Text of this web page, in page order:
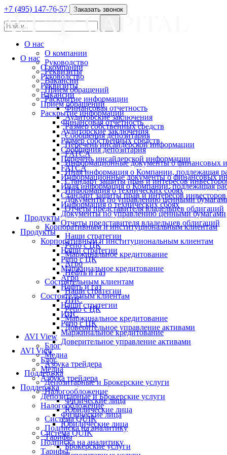
О нас
О компании
Руководство
Реквизиты
Вакансии
Прием обращений
Раскрытие информации
Финансовая отчетность
Аудиторские заключения
Размер собственных средств
Сообщения депозитария
Перечень инсайдерской информации
FATCA
Информационные документы о финансовых
Иная информация о Компании, подлежащая
Стандарт защиты прав и интересов инвесторов
Информация о технических сбоях
Документы по управлению ценными бумагами
Отчеты представителя владельцев облигаций
Продукты
Корпоративным и институциональным клиентам
Наши стратегии
Репо с ЦК
Маржинальное кредитование
Агро
Нефть и газ
Состоятельным клиентам
Наши стратегии
ИИС
Репо с ЦК
Маржинальное кредитование
Доверительное управление активами
AVI View
Блог
Медиа
Азбука трейдера
Поддержка
Депозитарные и Брокерские услуги
Налогообложение
Физические лица
Юридические лица
Система QUIK
Подписка на аналитику
Тарифы
+7 (495) 147-76-57 Заказать звонок
О нас
О компании
Руководство
Реквизиты
Вакансии
Прием обращений
Раскрытие информации
Финансовая отчетность
Аудиторские заключения
Размер собственных средств
Сообщения депозитария
Перечень инсайдерской информации
FATCA
Информационные документы о финансовых
Иная информация о Компании, подлежащая
Стандарт защиты прав и интересов
Информация о технических сбоях
Документы по управлению ценными
Отчеты представителя владельцев облигаций
Продукты
Корпоративным и институциональным клиентам
Наши стратегии
Репо с ЦК
Маржинальное кредитование
Агро
Нефть и газ
Состоятельным клиентам
Наши стратегии
ИИС
Репо с ЦК
Маржинальное кредитование
Доверительное управление активами
AVI View
Блог
Медиа
Азбука трейдера
Поддержка
Депозитарные и Брокерские услуги
Налогообложение
Физические лица
Юридические лица
Система QUIK
Подписка на аналитику
Тарифы
Брокерские услуги